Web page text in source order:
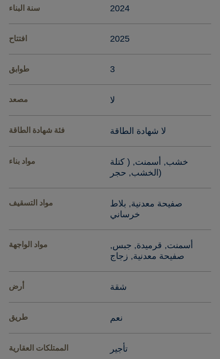
سنة البناء 2024
افتتاح 2025
طوابق 3
مصعد لا
فئة شهادة الطاقة لا شهادة الطاقة
مواد بناء
خشب, أسمنت, ( كتلة
(الخشب, حجر
مواد التسقيف
صفيحة معدنية, بلاط
خرساني
مواد الواجهة
أسمنت, قرميدة, جبس,
صفيحة معدنية, زجاج
أرض شقة
طريق نعم
الممتلكات العقارية تأجير